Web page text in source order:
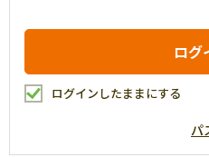
ログインしたままにする
パ